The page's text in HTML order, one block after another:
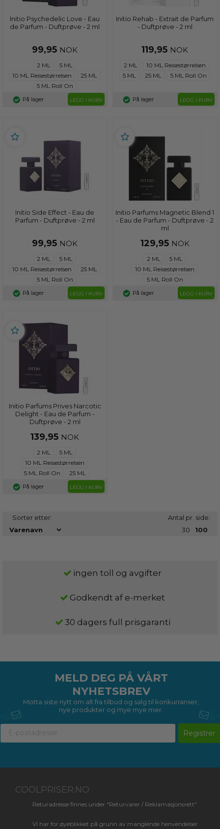
Initio Psychedelic Love - Eau
de Parfum - Duftprøve - 2 ml
99,95 NOK
2 ML
5 ML
10 ML Reisestørrelsen
25 ML
5 ML Roll On
På lager LEGG I KURV
Initio Rehab - Extrait de Parfum
- Duftprøve - 2 ml
119,95 NOK
2 ML
10 ML Reisestørrelsen
5 ML
25 ML 5 ML Roll On
På lager LEGG I KURV
Initio Side Effect - Eau de
Parfum - Duftprøve - 2 ml
99,95 NOK
2 ML
5 ML
10 ML Reisestørrelsen
25 ML
5 ML Roll On
På lager LEGG I KURV
Initio Parfums Magnetic Blend 1
- Eau de Parfum - Duftprøve - 2
ml
129,95 NOK
2 ML
5 ML
10 ML Reisestørrelsen
5 ML Roll On
På lager LEGG I KURV
Initio Parfums Prives Narcotic
Delight - Eau de Parfum -
Duftprøve - 2 ml
139,95 NOK
2 ML
5 ML
10 ML Reisestørrelsen
5 ML Roll On
25 ML
På lager LEGG I KURV
Sorter etter:
Antal pr. side:
30
100
ingen toll og avgifter
Godkendt af e-merket
30 dagers full prisgaranti
MELD DEG PÅ VÅRT
NYHETSBREV
Motta siste nytt om alt fra tilbud og salg til konkurranser,
nye produkter og mye mye mer.
Registrer
COOLPRISER.NO
Returadresse finnes under "Returvarer / Reklamasjonsrett"
Vi har for øyeblikket på grunn av manglende henvendelser